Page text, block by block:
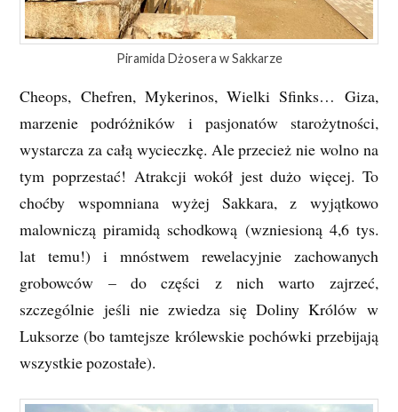
Piramida Dżosera w Sakkarze
Cheops, Chefren, Mykerinos, Wielki Sfinks… Giza,
marzenie podróżników i pasjonatów starożytności,
wystarcza za całą wycieczkę. Ale przecież nie wolno na
tym poprzestać! Atrakcji wokół jest dużo więcej. To
choćby wspomniana wyżej Sakkara, z wyjątkowo
malowniczą piramidą schodkową (wzniesioną 4,6 tys.
lat temu!) i mnóstwem rewelacyjnie zachowanych
grobowców – do części z nich warto zajrzeć,
szczególnie jeśli nie zwiedza się Doliny Królów w
Luksorze (bo tamtejsze królewskie pochówki przebijają
wszystkie pozostałe).